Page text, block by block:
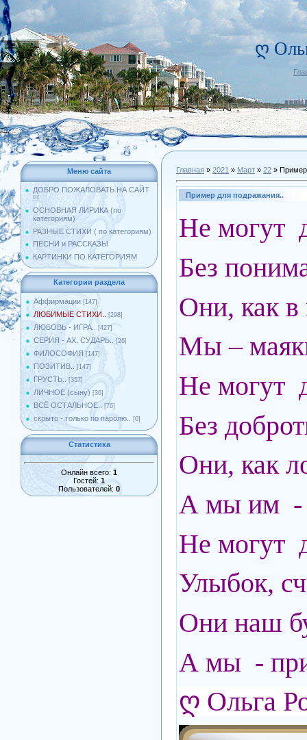
ღ
Меню сайта
ДОБРО ПОЖАЛОВАТЬ НА САЙТ
!!!
ОСНОВНАЯ ЛИРИКА (по
категориям)
РАЗНЫЕ СТИХИ ( по категориям)
ПЕСНИ и РАССКАЗЫ
КАРТИНКИ ПО КАТЕГОРИЯМ
Категории раздела
Аффирмации [147]
ЛЮБИМЫЕ СТИХИ.. [298]
ЛЮБОВЬ - ИГРА.. [427]
СЕРИЯ - АХ, СУДАРЬ.. [26]
ФИЛОСОФИЯ [147]
ПОЗИТИВ.. [147]
ГРУСТЬ.. [357]
ЛИЧНОЕ (сыну) [36]
ВСЁ ОСТАЛЬНОЕ.. [76]
скрыто - только по паролю.. [0]
Статистика
Онлайн всего: 1
Гостей: 1
Пользователей: 0
Главная » 2021 » Март » 22 »
Пример для подражания..
Не могут
Без
Они, как в
Мы –
Не могут
Без
Они, как
А мы им -
Не могут
Улыбок,
Они наш
А мы -
ღ Ольга